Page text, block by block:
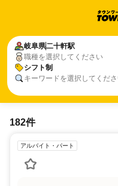
岐阜県二十軒駅
職種を選択してください
シフト制
キーワードを選択してくだ
182件
アルバイト・パート